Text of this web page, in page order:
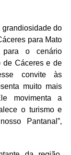
grandiosidade do
para Mato
o cenário
de Cáceres e de
convite às
muito mais
movimenta a
o turismo e
Pantanal”,